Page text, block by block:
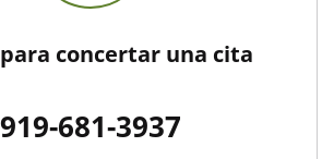
concertar una cita
919-681-3937